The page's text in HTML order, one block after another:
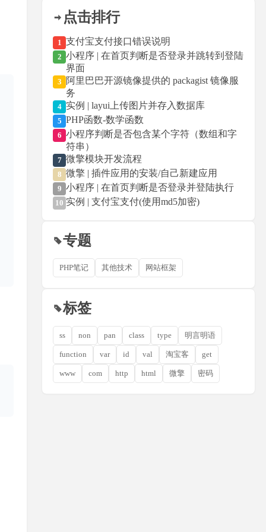
点击排行
1 支付宝支付接口错误说明
2 小程序 | 在首页判断是否登录并跳转到登陆
界面
3
阿里巴巴开源镜像提供的 packagist 镜像服
务
4 实例 | layui上传图片并存入数据库
5 PHP函数-数学函数
6 小程序判断是否包含某个字符（数组和字
符串）
7 微擎模块开发流程
8 微擎 | 插件应用的安装/自己新建应用
9 小程序 | 在首页判断是否登录并登陆执行
10 实例 | 支付宝支付(使用md5加密)
专题
PHP笔记 其他技术 网站框架
标签
ss non pan class type 明言明语
function var id val 淘宝客 get
www com http html 微擎 密码